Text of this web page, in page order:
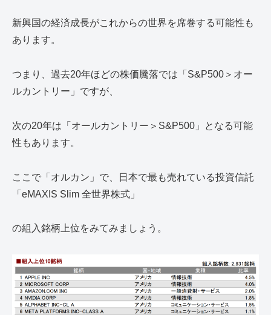
新興国の経済成長がこれからの世界を席巻する可能性も
あります。
つまり、過去20年ほどの株価騰落では「S&P500＞オー
ルカントリー」ですが、
次の20年は「オールカントリー＞S&P500」となる可能
性もあります。
ここで「オルカン」で、日本で最も売れている投資信託
「eMAXIS Slim 全世界株式」
の組入銘柄上位をみてみましょう。